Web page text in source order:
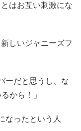
はお互い刺激にな
しいジャニーズフ
ーだと思うし、な
から！」
なったという人